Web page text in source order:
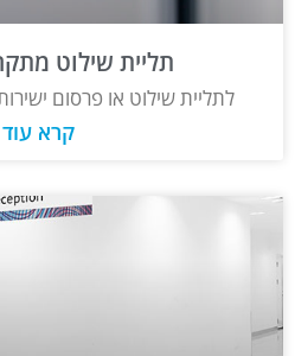
תליית שילוט
לתליית שילוט או פרסום
קרא